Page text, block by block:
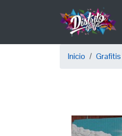
principal
ayuda
Inicio